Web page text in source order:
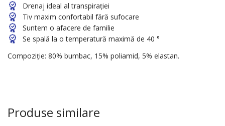
Drenaj ideal al transpirației
Tiv maxim confortabil fără sufocare
Suntem o afacere de familie
Se spală la o temperatură maximă de 40 °
Compoziție: 80% bumbac, 15% poliamid, 5% elastan.
Produse similare